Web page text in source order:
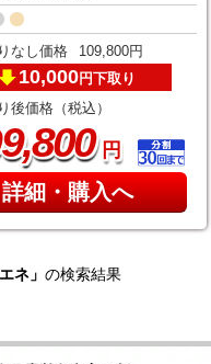
なし価格 109,800円
10,000円下取り
後価格（税込）
,800円
詳細・購入へ
ネ」 の検索結果